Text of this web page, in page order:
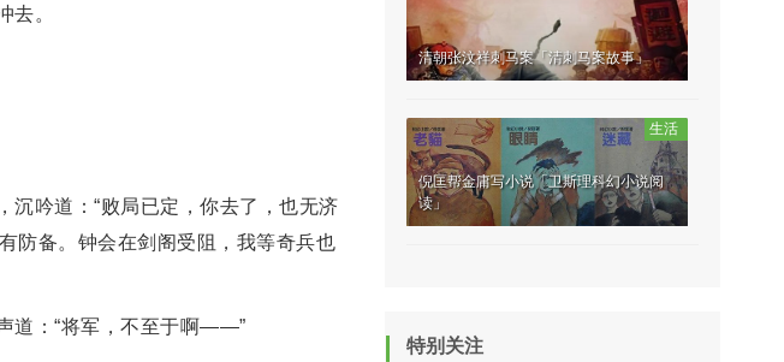
去。
沉吟道：“败局已定，你去了，也无济
防备。钟会在剑阁受阻，我等奇兵也
道：“将军，不至于啊——”
清朝张汶祥刺马案「清刺马案故事」
生活
倪匡帮金庸写小说「卫斯理科幻小说阅
读」
特别关注